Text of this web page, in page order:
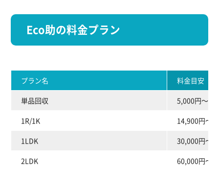
Eco助の料金プラン
プラン名 料金目安
単品回収 5,000円～
1R/1K 14,900円～
1LDK 30,000円～
2LDK 60,000円～